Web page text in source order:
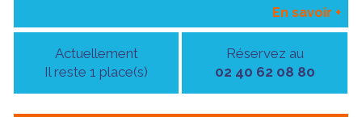
En savoir +
Actuellement
Il reste 1 place(s)
Réservez au
02 40 62 08 80